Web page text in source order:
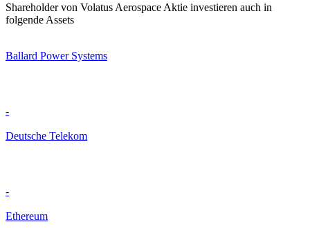
Shareholder von Volatus Aerospace Aktie investieren auch in
folgende Assets
Ballard Power Systems
-
Deutsche Telekom
-
Ethereum